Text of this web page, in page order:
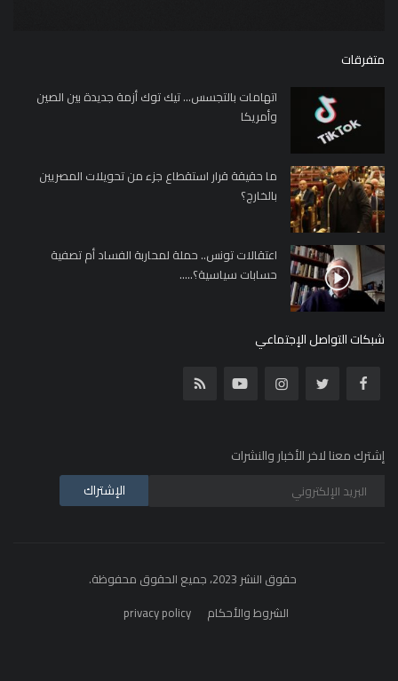
متفرقات
اتهامات بالتجسس... تيك توك أزمة جديدة بين الصين
وأمريكا
ما حقيقة قرار استقطاع جزء من تحويلات المصريين
بالخارج؟
اعتقالات تونس.. حملة لمحاربة الفساد أم تصفية
حسابات سياسية؟.....
شبكات التواصل الإجتماعي
إشترك معنا لاخر الأخبار والنشرات
الإشتراك
حقوق النشر 2023، جميع الحقوق محفوظة.
الشروط والأحكام
privacy policy